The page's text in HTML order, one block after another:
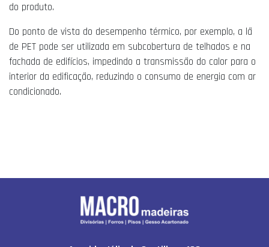
do produto.
Do ponto de vista do desempenho térmico, por exemplo, a lã
de PET pode ser utilizada em subcobertura de telhados e na
fachada de edifícios, impedindo a transmissão do calor para o
interior da edificação, reduzindo o consumo de energia com ar
condicionado.